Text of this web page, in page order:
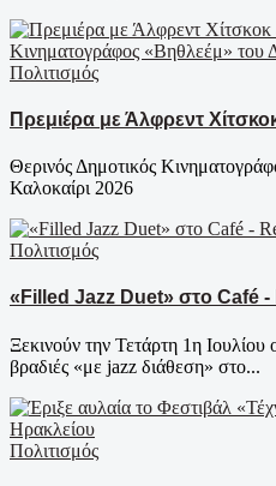
Πολιτισμός
Πρεμιέρα με Άλφρεντ
Θερινός Δημοτικός
Καλοκαίρι 2026
Πολιτισμός
«Filled Jazz Duet» στο Café
Ξεκινούν την Τετάρτη 1η Ιουλίου
βραδιές «με jazz διάθεση» στο...
Πολιτισμός